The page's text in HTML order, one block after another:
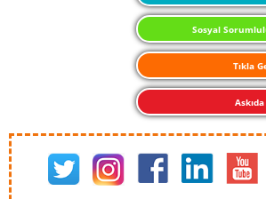
Sosyal
Tıkla